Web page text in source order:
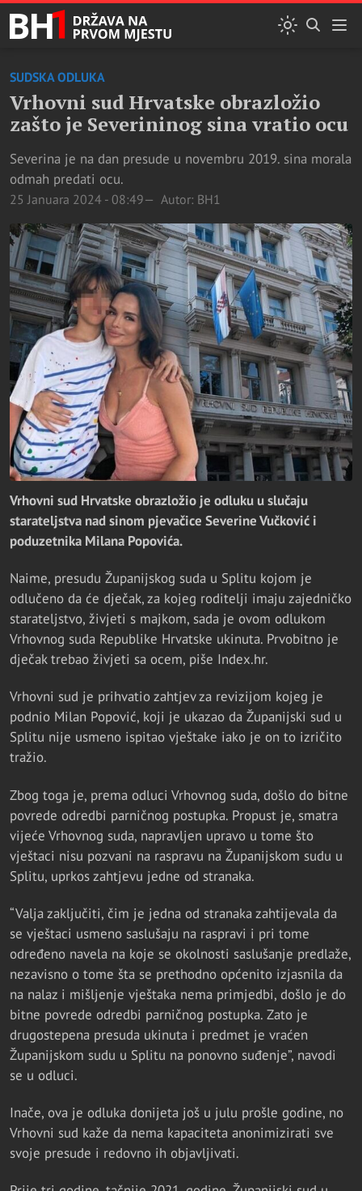
SUDSKA ODLUKA
Vrhovni sud Hrvatske obrazložio
zašto je Severininog sina vratio ocu
Severina je na dan presude u novembru 2019. sina morala
odmah predati ocu.
25 Januara 2024 - 08:49 Autor: BH1
Vrhovni sud Hrvatske obrazložio je odluku u slučaju
starateljstva nad sinom pjevačice Severine Vučković i
poduzetnika Milana Popovića.
Naime, presudu Županijskog suda u Splitu kojom je
odlučeno da će dječak, za kojeg roditelji imaju zajedničko
starateljstvo, živjeti s majkom, sada je ovom odlukom
Vrhovnog suda Republike Hrvatske ukinuta. Prvobitno je
dječak trebao živjeti sa ocem, piše Index.hr.
Vrhovni sud je prihvatio zahtjev za revizijom kojeg je
podnio Milan Popović, koji je ukazao da Županijski sud u
Splitu nije usmeno ispitao vještake iako je on to izričito
tražio.
Zbog toga je, prema odluci Vrhovnog suda, došlo do bitne
povrede odredbi parničnog postupka. Propust je, smatra
vijeće Vrhovnog suda, napravljen upravo u tome što
vještaci nisu pozvani na raspravu na Županijskom sudu u
Splitu, uprkos zahtjevu jedne od stranaka.
“Valja zaključiti, čim je jedna od stranaka zahtijevala da
se vještaci usmeno saslušaju na raspravi i pri tome
određeno navela na koje se okolnosti saslušanje predlaže,
nezavisno o tome šta se prethodno općenito izjasnila da
na nalaz i mišljenje vještaka nema primjedbi, došlo je do
bitne povrede odredbi parničnog postupka. Zato je
drugostepena presuda ukinuta i predmet je vraćen
Županijskom sudu u Splitu na ponovno suđenje”, navodi
se u odluci.
Inače, ova je odluka donijeta još u julu prošle godine, no
Vrhovni sud kaže da nema kapaciteta anonimizirati sve
svoje presude i redovno ih objavljivati.